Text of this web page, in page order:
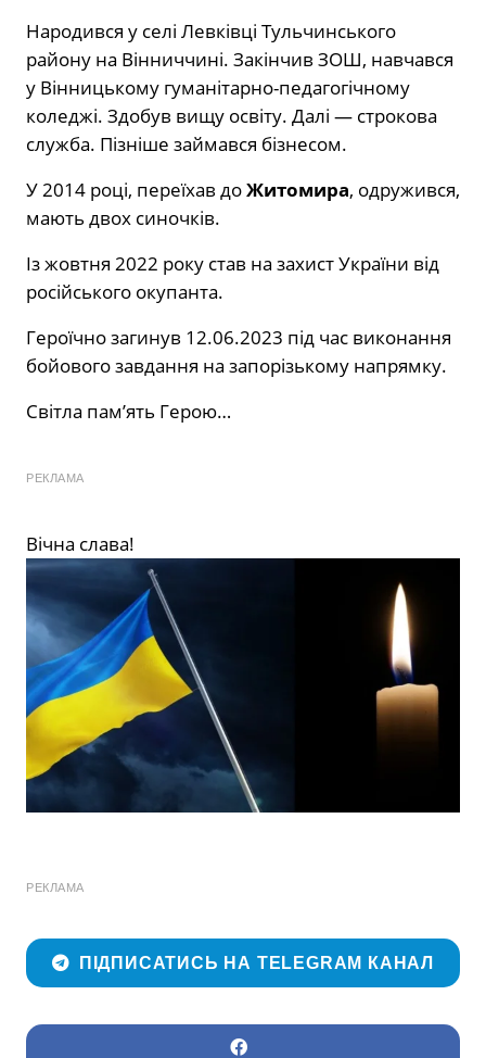
Народився у селі Левківці Тульчинського
району на Вінниччині. Закінчив ЗОШ, навчався
у Вінницькому гуманітарно-педагогічному
коледжі. Здобув вищу освіту. Далі — строкова
служба. Пізніше займався бізнесом.
У 2014 році, переїхав доЖитомира, одружився,
мають двох синочків.
Із жовтня 2022 року став на захист України від
російського окупанта.
Героїчно загинув 12.06.2023 під час виконання
бойового завдання на запорізькому напрямку.
Світла памʼять Герою…
РЕКЛАМА
Вічна слава!
РЕКЛАМА
ПІДПИСАТИСЬ НА TELEGRAM КАНАЛ